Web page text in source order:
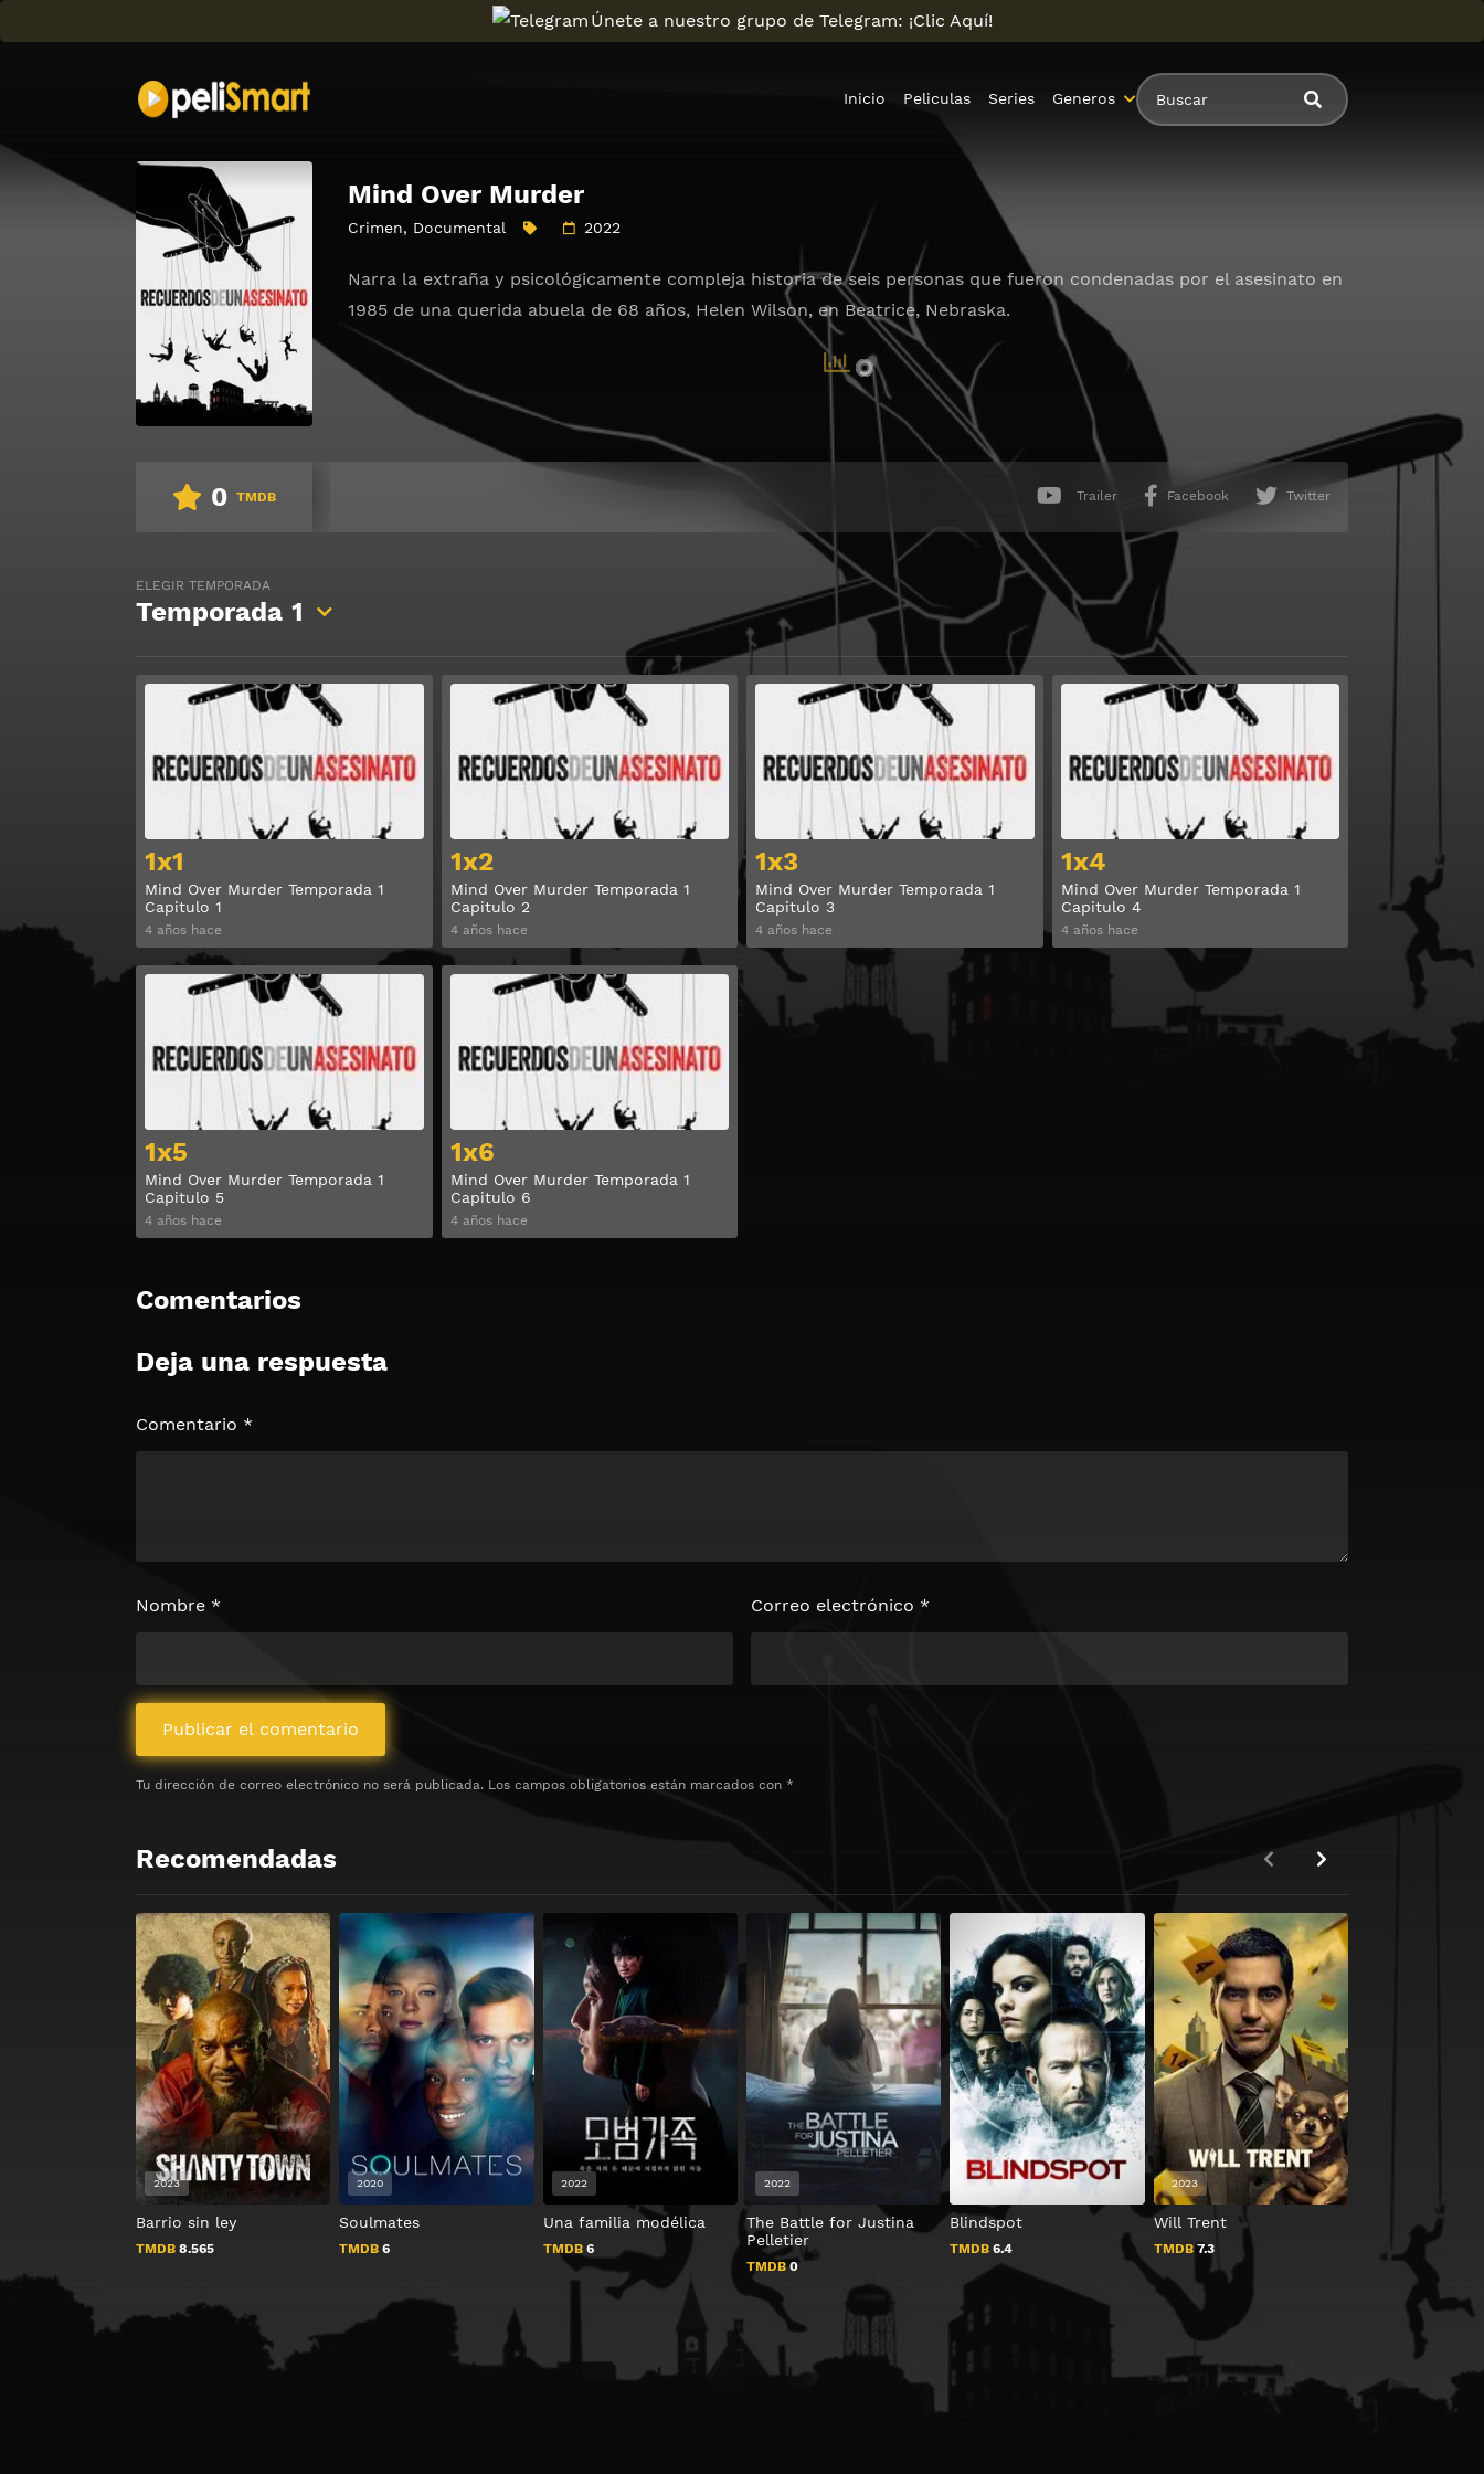
Únete a nuestro grupo de Telegram: ¡Clic Aquí!
Inicio Peliculas Series Generos
Mind Over Murder
Crimen, Documental 2022
Narra la extraña y psicológicamente compleja historia de seis personas que fueron condenadas por el asesinato en
1985 de una querida abuela de 68 años, Helen Wilson, en Beatrice, Nebraska.
0 TMDB Trailer Facebook Twitter
ELEGIR TEMPORADA
Temporada 1
1x1
Mind Over Murder Temporada 1
Capitulo 1
4 años hace
1x2
Mind Over Murder Temporada 1
Capitulo 2
4 años hace
1x3
Mind Over Murder Temporada 1
Capitulo 3
4 años hace
1x4
Mind Over Murder Temporada 1
Capitulo 4
4 años hace
1x5
Mind Over Murder Temporada 1
Capitulo 5
4 años hace
1x6
Mind Over Murder Temporada 1
Capitulo 6
4 años hace
Ver
Comentarios
Deja una respuesta
Tu dirección de correo electrónico no será publicada. Los campos obligatorios están marcados con *
Comentario *
Nombre * Correo electrónico *
Recomendadas
Barrio sin ley
TMDB 8.565
2023
Soulmates
TMDB 6
2020
Una familia modélica
TMDB6
2022
The Battle for Justina
Pelletier
TMDB0
2022
Blindspot
TMDB 6.4
Will Trent
TMDB7.3
2023
Los Galindos,
0